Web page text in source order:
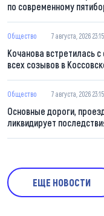
по современному
Общество 7 августа, 2026 23:15
Кочанова встретилась
всех созывов в
Общество 7 августа, 2026 23:15
Основные дороги,
ликвидирует
ЕЩЕ НОВОСТИ